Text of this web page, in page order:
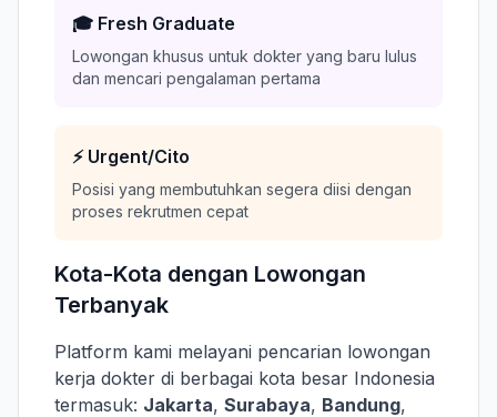
🎓 Fresh Graduate
Lowongan khusus untuk dokter yang baru lulus
dan mencari pengalaman pertama
⚡ Urgent/Cito
Posisi yang membutuhkan segera diisi dengan
proses rekrutmen cepat
Kota-Kota dengan Lowongan
Terbanyak
Platform kami melayani pencarian lowongan
kerja dokter di berbagai kota besar Indonesia
termasuk: Jakarta, Surabaya, Bandung,